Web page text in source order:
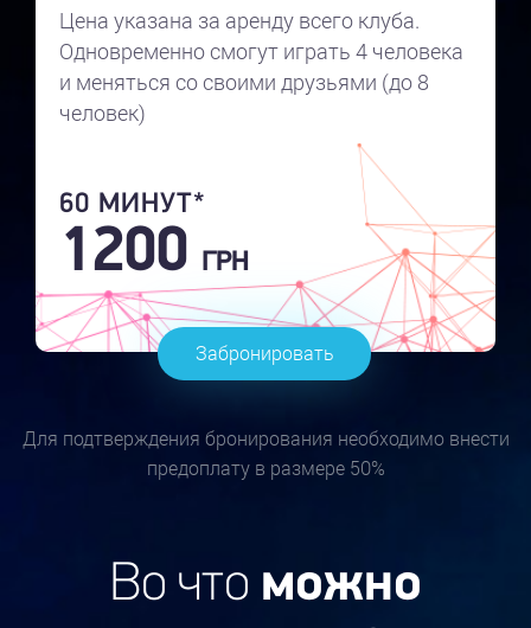
Цена указана за аренду всего клуба.
Одновременно смогут играть 4 человека
и меняться со своими друзьями (до 8
человек)
60 МИНУТ*
1200 ГРН
Забронировать
Для подтверждения бронирования необходимо внести
предоплату в размере 50%
Во что можно